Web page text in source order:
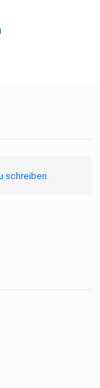
schreiben.